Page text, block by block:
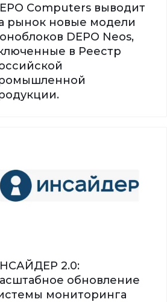
Computers выводит
рынок новые модели
DEPO Neos,
в Реестр
2.0:
обновление
мониторинга